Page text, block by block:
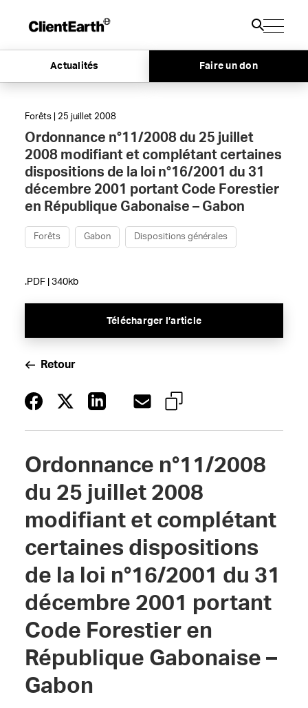
Actualités Faire un don
Forêts | 25 juillet 2008
Ordonnance n°11/2008 du 25 juillet
2008 modifiant et complétant certaines
dispositions de la loi n°16/2001 du 31
décembre 2001 portant Code Forestier
en République Gabonaise – Gabon
Forêts Gabon Dispositions générales
.PDF | 340kb
Télécharger l’article
Retour
Ordonnance n°11/2008
du 25 juillet 2008
modifiant et complétant
certaines dispositions
de la loi n°16/2001 du 31
décembre 2001 portant
Code Forestier en
République Gabonaise –
Gabon